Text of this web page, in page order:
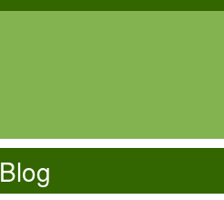
Blog